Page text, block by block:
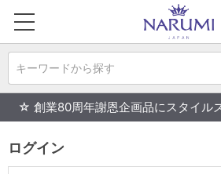
キーワードから探す
☆ 創業80周年謝恩企画品にスタイル
ログイン